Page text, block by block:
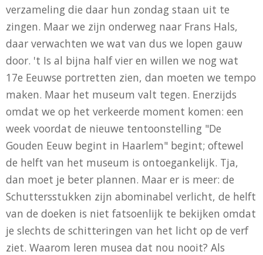
verzameling die daar hun zondag staan uit te
zingen. Maar we zijn onderweg naar Frans Hals,
daar verwachten we wat van dus we lopen gauw
door. 't Is al bijna half vier en willen we nog wat
17e Eeuwse portretten zien, dan moeten we tempo
maken. Maar het museum valt tegen. Enerzijds
omdat we op het verkeerde moment komen: een
week voordat de nieuwe tentoonstelling "De
Gouden Eeuw begint in Haarlem" begint; oftewel
de helft van het museum is ontoegankelijk. Tja,
dan moet je beter plannen. Maar er is meer: de
Schuttersstukken zijn abominabel verlicht, de helft
van de doeken is niet fatsoenlijk te bekijken omdat
je slechts de schitteringen van het licht op de verf
ziet. Waarom leren musea dat nou nooit? Als